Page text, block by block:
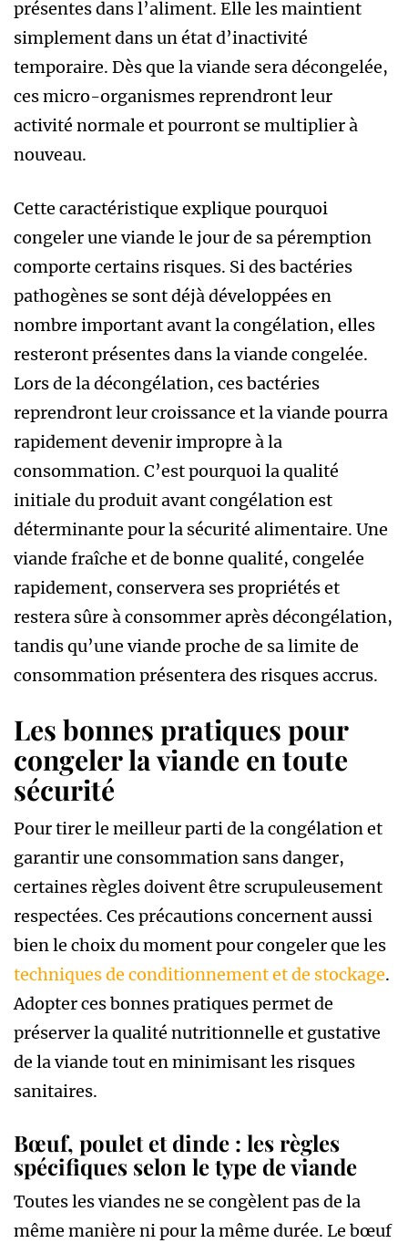
présentes dans l’aliment. Elle les maintient
simplement dans un état d’inactivité
temporaire. Dès que la viande sera décongelée,
ces micro-organismes reprendront leur
activité normale et pourront se multiplier à
nouveau.
Cette caractéristique explique pourquoi
congeler une viande le jour de sa péremption
comporte certains risques. Si des bactéries
pathogènes se sont déjà développées en
nombre important avant la congélation, elles
resteront présentes dans la viande congelée.
Lors de la décongélation, ces bactéries
reprendront leur croissance et la viande pourra
rapidement devenir impropre à la
consommation. C’est pourquoi la qualité
initiale du produit avant congélation est
déterminante pour la sécurité alimentaire. Une
viande fraîche et de bonne qualité, congelée
rapidement, conservera ses propriétés et
restera sûre à consommer après décongélation,
tandis qu’une viande proche de sa limite de
consommation présentera des risques accrus.
Les bonnes pratiques pour
congeler la viande en toute
sécurité
Pour tirer le meilleur parti de la congélation et
garantir une consommation sans danger,
certaines règles doivent être scrupuleusement
respectées. Ces précautions concernent aussi
bien le choix du moment pour congeler que les
techniques de conditionnement et de stockage.
Adopter ces bonnes pratiques permet de
préserver la qualité nutritionnelle et gustative
de la viande tout en minimisant les risques
sanitaires.
Bœuf, poulet et dinde : les règles
spécifiques selon le type de viande
Toutes les viandes ne se congèlent pas de la
même manière ni pour la même durée. Le bœuf